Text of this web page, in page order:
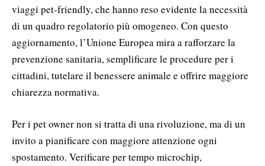
viaggi pet-friendly, che hanno reso evidente la necessità
di un quadro regolatorio più omogeneo. Con questo
aggiornamento, l’Unione Europea mira a rafforzare la
prevenzione sanitaria, semplificare le procedure per i
cittadini, tutelare il benessere animale e offrire maggiore
chiarezza normativa.
Per i pet owner non si tratta di una rivoluzione, ma di un
invito a pianificare con maggiore attenzione ogni
spostamento. Verificare per tempo microchip,